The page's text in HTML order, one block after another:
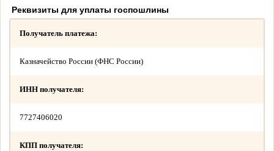
Реквизиты для уплаты госпошлины
Получатель платежа:
Казначейство России (ФНС России)
ИНН получателя:
7727406020
КПП получателя: